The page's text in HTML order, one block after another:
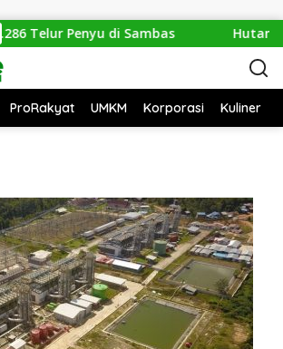
Telur Penyu di Sambas Hutan
ProRakyat UMKM Korporasi Kuliner